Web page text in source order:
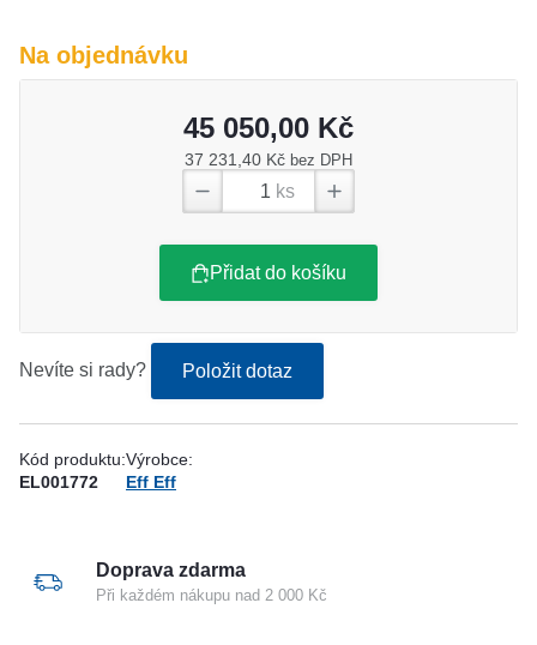
Na objednávku
45 050,00 Kč
37 231,40 Kč bez DPH
ks
Přidat do košíku
Nevíte si rady? Položit dotaz
Kód produktu:
EL001772
Výrobce:
Eff Eff
Doprava zdarma
Při každém nákupu nad 2 000 Kč